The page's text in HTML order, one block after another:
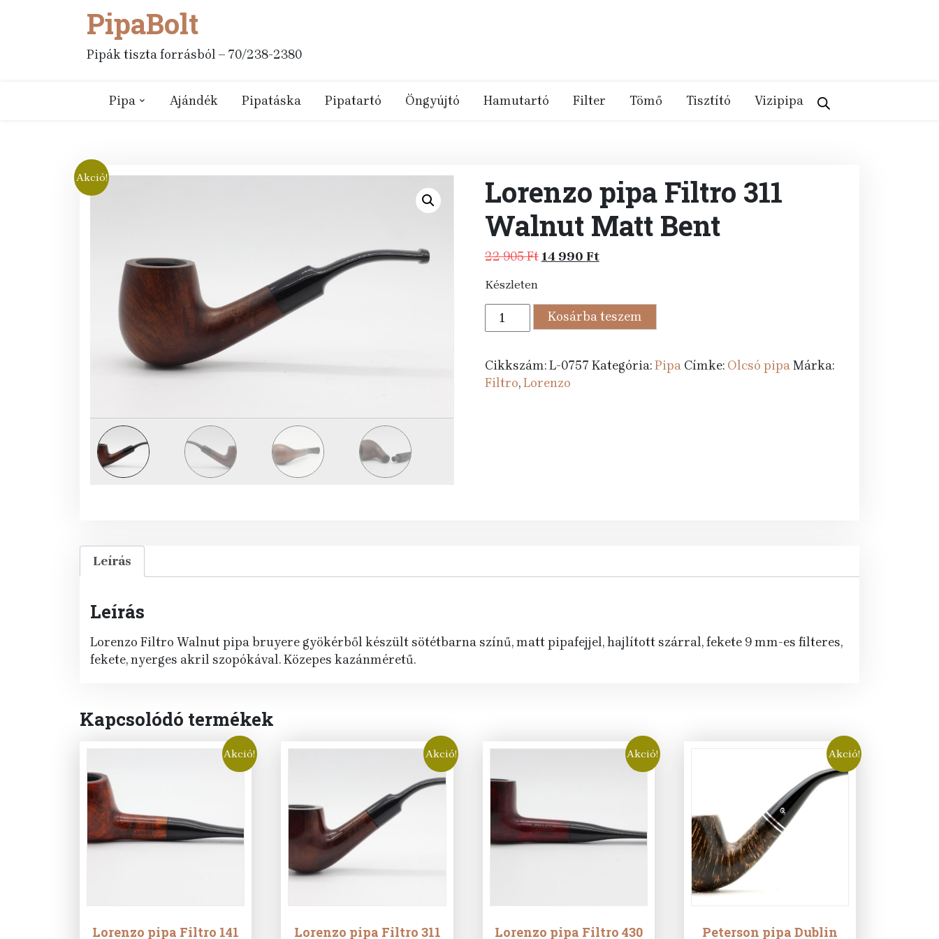
PipaBolt
Pipák tiszta forrásból – 70/238-2380
Pipa Ajándék Pipatáska Pipatartó Öngyújtó Hamutartó Filter Tömő Tisztító Vizipipa
Akció!
Lorenzo pipa Filtro 311
Walnut Matt Bent
22 905Ft Original
22
905 Ft.
14 990 FtCurrent
14
990 Ft.
Készleten
Lorenzo
pipa
311
Walnut
Kosárba teszem
Cikkszám:L-0757 Kategória:Pipa Címke: Olcsó pipaMárka:
Filtro,Lorenzo
Leírás
Leírás
Lorenzo Filtro Walnut pipa bruyere gyökérből készült sötétbarna színű, matt pipafejjel, hajlított szárral, fekete 9 mm-es filteres,
fekete, nyerges akril szopókával. Közepes kazánméretű.
Kapcsolódó termékek
Akció!
Lorenzo pipa Filtro 141
Akció!
Lorenzo pipa Filtro 311
Akció!
Lorenzo pipa Filtro 430
Akció!
Peterson pipa Dublin